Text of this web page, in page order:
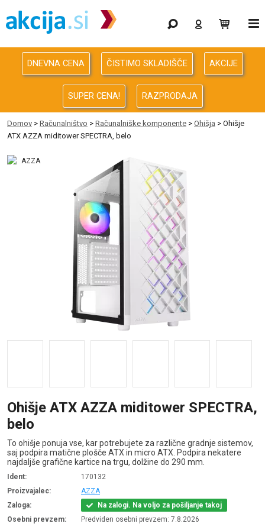
Gaming
Odprodaja
Računalništvo
Računalništvo za podjetja
Avdio Video Foto
Oprema za pisarno in dom
DNEVNA CENA ČISTIMO SKLADIŠČE AKCIJE
SUPER CENA! RAZPRODAJA
Domov > Računalništvo > Računalniške komponente > Ohišja > Ohišje
ATX AZZA miditower SPECTRA, belo
Ohišje ATX AZZA miditower SPECTRA,
belo
To ohišje ponuja vse, kar potrebujete za različne gradnje sistemov,
saj podpira matične plošče ATX in micro ATX. Podpira nekatere
najdaljše grafične kartice na trgu, dolžine do 290 mm.
Ident:
170132
Proizvajalec:
AZZA
Zaloga:
Na zalogi. Na voljo za pošiljanje takoj
Osebni prevzem:
Predviden osebni prevzem: 7.8.2026